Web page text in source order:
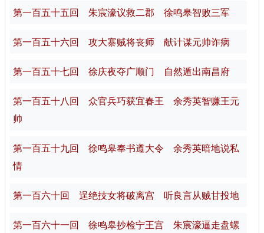
第一百五十五回 朱宸濠议救二郡 徐鸣皋智败三军
第一百五十六回 攻大寨贼将丧师 献计谋元帅诈病
第一百五十七回 徐庆夜夺广顺门 自然遁出南昌府
第一百五十八回 众官兵巧获宜春王 余秀英智赚王元
帅
第一百五十九回 徐鸣皋奉书遵大令 余秀英暗地说私
情
第一百六十回 逞绝技女将破离宫 听良言从贼甘投地
第一百六十一回 徐鸣皋抄检宁王宫 朱宸濠逼走盘螺